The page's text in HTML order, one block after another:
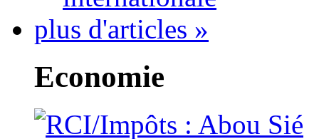
plus d'articles »
Economie